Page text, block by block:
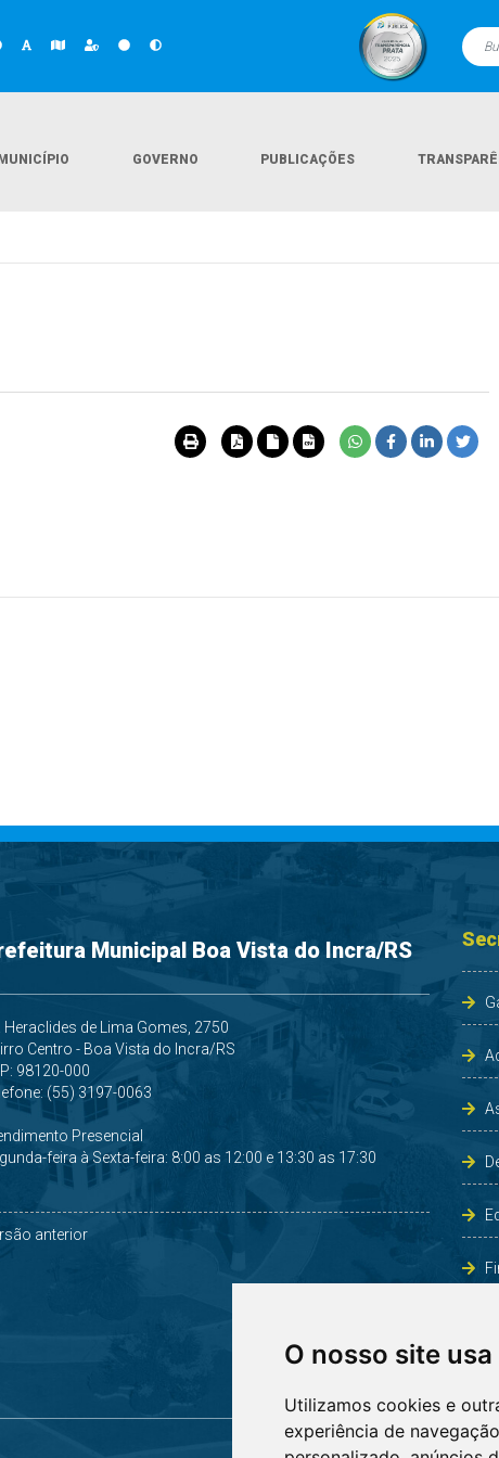
O nosso site
Utilizamos cookies e
experiência de
MUNICÍPIO GOVERNO PUBLICAÇÕES
Municipal Boa Vista do Incra/RS
Heraclides de Lima Gomes, 2750
Centro - Boa Vista do Incra/RS
98120-000
(55) 3197-0063
Presencial
feira à Sexta-feira: 8:00 as 12:00 e 13:30 as 17:30
anterior